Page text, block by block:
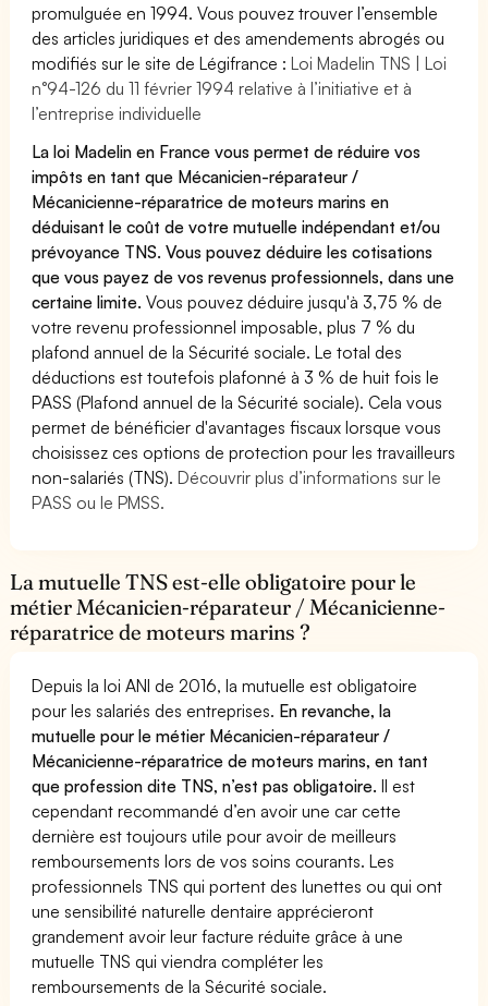
promulguée en 1994. Vous pouvez trouver l’ensemble
des articles juridiques et des amendements abrogés ou
modifiés sur le site de Légifrance :Loi Madelin TNS | Loi
n°94-126 du 11 février 1994 relative à l’initiative et à
l’entreprise individuelle
La loi Madelin en France vous permet de réduire vos
impôts en tant que Mécanicien-réparateur /
Mécanicienne-réparatrice de moteurs marins en
déduisant le coût de votre mutuelle indépendant et/ou
prévoyance TNS. Vous pouvez déduire les cotisations
que vous payez de vos revenus professionnels, dans une
certaine limite.Vous pouvez déduire jusqu'à 3,75 % de
votre revenu professionnel imposable, plus 7 % du
plafond annuel de la Sécurité sociale. Le total des
déductions est toutefois plafonné à 3 % de huit fois le
PASS (Plafond annuel de la Sécurité sociale). Cela vous
permet de bénéficier d'avantages fiscaux lorsque vous
choisissez ces options de protection pour les travailleurs
non-salariés (TNS).Découvrir plus d’informations sur le
PASS ou le PMSS.
La mutuelle TNS est-elle obligatoire pour le
métier Mécanicien-réparateur / Mécanicienne-
réparatrice de moteurs marins ?
Depuis la loi ANI de 2016, la mutuelle est obligatoire
pour les salariés des entreprises. En revanche, la
mutuelle pour le métier Mécanicien-réparateur /
Mécanicienne-réparatrice de moteurs marins, en tant
que profession dite TNS, n’est pas obligatoire.Il est
cependant recommandé d’en avoir une car cette
dernière est toujours utile pour avoir de meilleurs
remboursements lors de vos soins courants. Les
professionnels TNS qui portent des lunettes ou qui ont
une sensibilité naturelle dentaire apprécieront
grandement avoir leur facture réduite grâce à une
mutuelle TNS qui viendra compléter les
remboursements de la Sécurité sociale.